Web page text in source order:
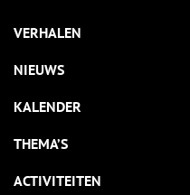
VERHALEN
NIEUWS
KALENDER
THEMA’S
ACTIVITEITEN